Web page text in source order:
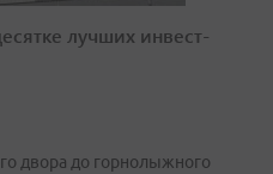
лучших инвест-
двора до горнолыжного